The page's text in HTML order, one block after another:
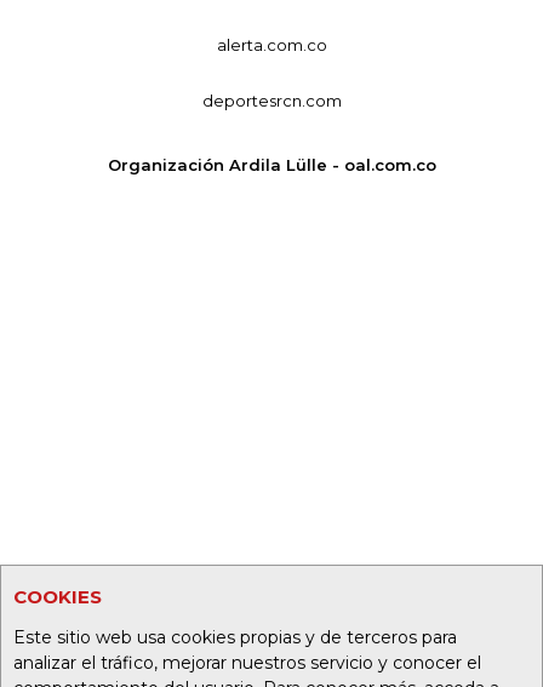
COOKIES
Este sitio web usa cookies propias y de terceros para
analizar el tráfico, mejorar nuestros servicio y conocer el
alerta.com.co
deportesrcn.com
Organización Ardila Lülle - oal.com.co